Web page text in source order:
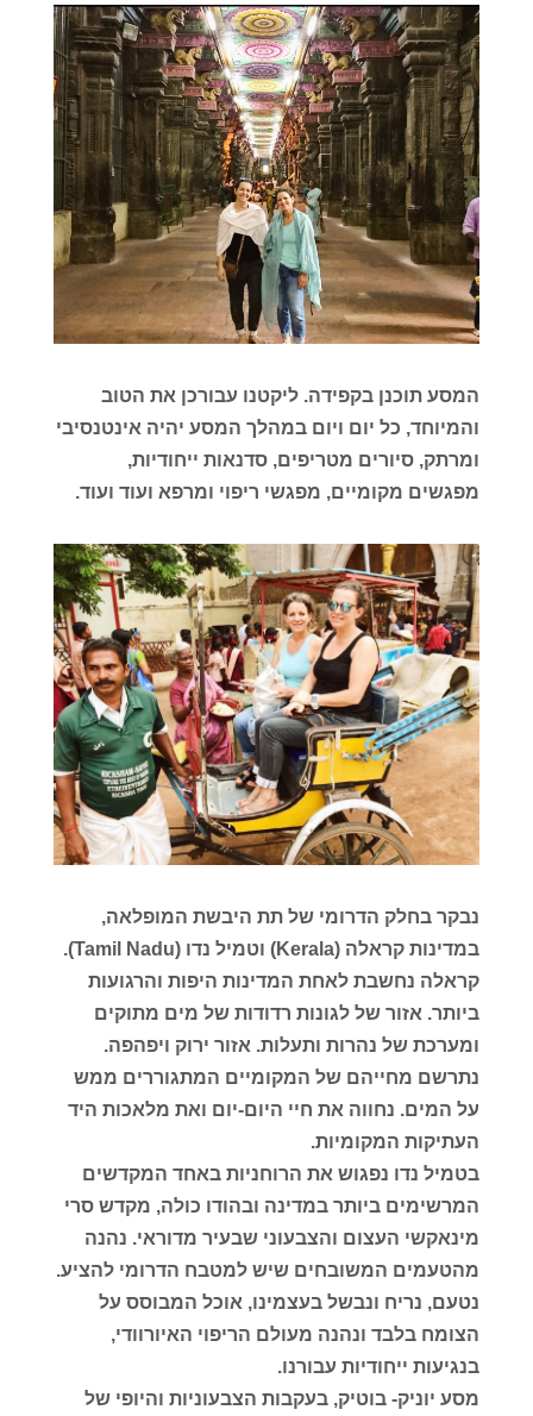
המסע תוכנן בקפידה. ליקטנו עבורכן את הטוב
והמיוחד, כל יום ויום במהלך המסע יהיה אינטנסיבי
ומרתק, סיורים מטריפים, סדנאות ייחודיות,
מפגשים מקומיים, מפגשי ריפוי ומרפא ועוד ועוד.
נבקר בחלק הדרומי של תת היבשת המופלאה,
במדינות קראלה (Kerala) וטמיל נדו (Tamil Nadu).
קראלה נחשבת לאחת המדינות היפות והרגועות
ביותר. אזור של לגונות רדודות של מים מתוקים
ומערכת של נהרות ותעלות. אזור ירוק ויפהפה.
נתרשם מחייהם של המקומיים המתגוררים ממש
על המים. נחווה את חיי היום-יום ואת מלאכות היד
העתיקות המקומיות.
בטמיל נדו נפגוש את הרוחניות באחד המקדשים
המרשימים ביותר במדינה ובהודו כולה, מקדש סרי
מינאקשי העצום והצבעוני שבעיר מדוראי. נהנה
מהטעמים המשובחים שיש למטבח הדרומי להציע.
נטעם, נריח ונבשל בעצמינו, אוכל המבוסס על
הצומח בלבד ונהנה מעולם הריפוי האיורוודי,
בנגיעות ייחודיות עבורנו.
מסע יוניק- בוטיק, בעקבות הצבעוניות והיופי של